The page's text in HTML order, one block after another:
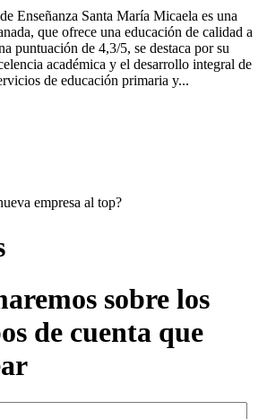
Enseñanza Santa María Micaela es una
que ofrece una educación de calidad a
puntuación de 4,3/5, se destaca por su
académica y el desarrollo integral de
de educación primaria y...
empresa al top?
sobre los
de cuenta que